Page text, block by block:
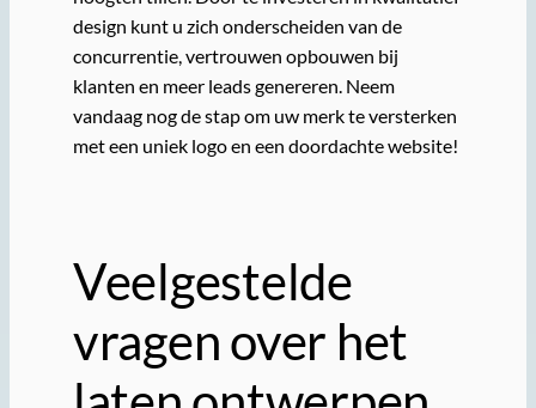
design kunt u zich onderscheiden van de
concurrentie, vertrouwen opbouwen bij
klanten en meer leads genereren. Neem
vandaag nog de stap om uw merk te versterken
met een uniek logo en een doordachte website!
Veelgestelde
vragen over het